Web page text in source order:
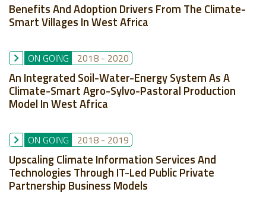
Benefits And Adoption Drivers From The Climate-
Smart Villages In West Africa
ON GOING 2018 - 2020
An Integrated Soil-Water-Energy System As A
Climate-Smart Agro-Sylvo-Pastoral Production
Model In West Africa
ON GOING 2018 - 2019
Upscaling Climate Information Services And
Technologies Through IT-Led Public Private
Partnership Business Models